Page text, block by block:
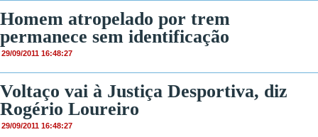
Homem atropelado por trem
permanece sem identificação
29/09/2011 16:48:27
Voltaço vai à Justiça Desportiva, diz
Rogério Loureiro
29/09/2011 16:48:27